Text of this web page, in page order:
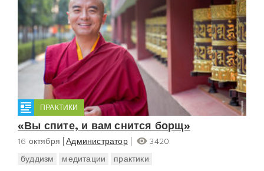
ПРАКТИКИ
«Вы спите, и вам снится борщ»
16 октября Администратор
3420
буддизм
медитации практики